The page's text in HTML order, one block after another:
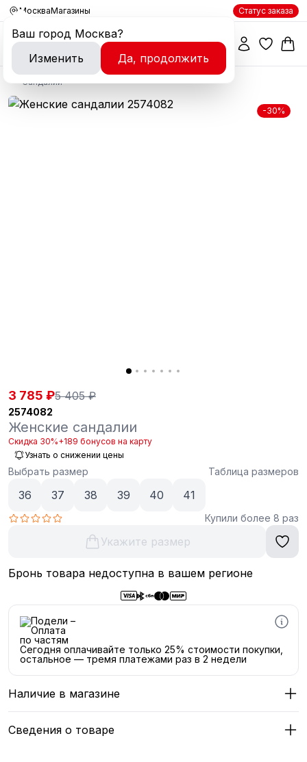
Москва
Ваш город Москва?
Изменить
Да, продолжить
Магазины Статус заказа
Сандалии
-30%
3 785 ₽5 405 ₽
2574082
Женские сандалии
Скидка 30%+189 бонусов на карту
Узнать о снижении цены
Выбрать размер Таблица размеров
36 37 38 39 40 41
Купили более 8 раз
Укажите размер
Бронь товара недоступна в вашем регионе
Сегодня оплачивайте только 25% стоимости покупки,
остальное — тремя платежами раз в 2 недели
Наличие в магазине
Сведения о товаре